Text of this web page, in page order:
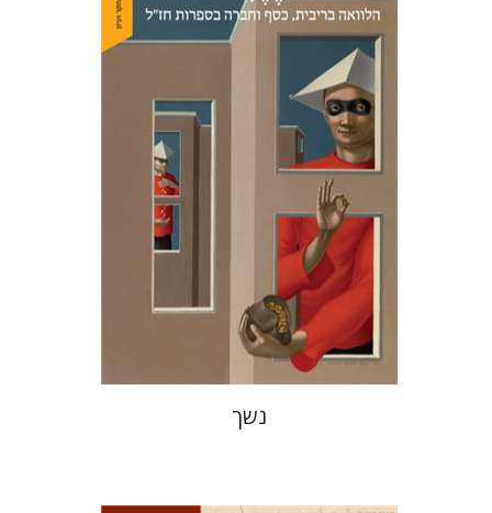
עמית גבריהו
הנחת אתר ספר מודפס
$42
$38
נשך